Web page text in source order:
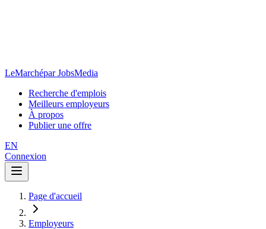
LeMarchépar JobsMedia
Recherche d'emplois
Meilleurs employeurs
À propos
Publier une offre
EN
Connexion
Page d'accueil
Employeurs